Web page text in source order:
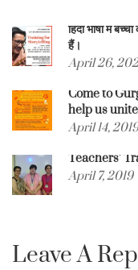
हिंदी भाषा में
हैं।
April 26,
Come to
help us
April 14, 2019
Teachers’
April 7, 2019
Leave A